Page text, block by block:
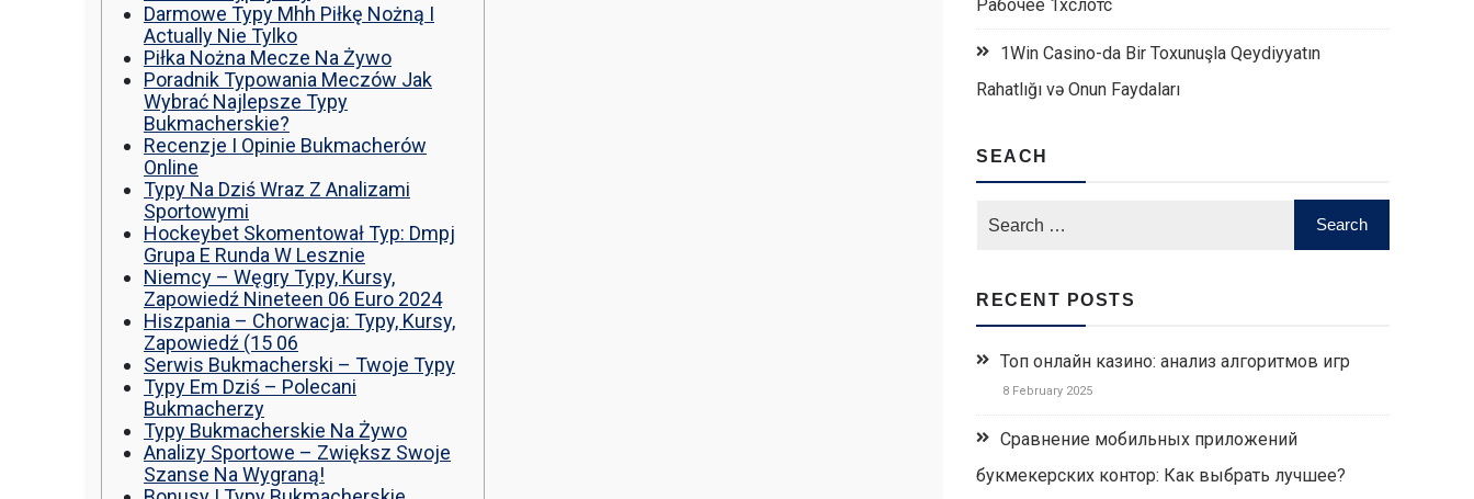
Darmowe Typy Mhh Piłkę Nożną I
Actually Nie Tylko
Piłka Nożna Mecze Na Żywo
Poradnik Typowania Meczów Jak
Wybrać Najlepsze Typy
Bukmacherskie?
Recenzje I Opinie Bukmacherów
Online
Typy Na Dziś Wraz Z Analizami
Sportowymi
Hockeybet Skomentował Typ: Dmpj
Grupa E Runda W Lesznie
Niemcy – Węgry Typy, Kursy,
Zapowiedź Nineteen 06 Euro 2024
Hiszpania – Chorwacja: Typy, Kursy,
Zapowiedź (15 06
Serwis Bukmacherski – Twoje Typy
Typy Em Dziś – Polecani
Bukmacherzy
Typy Bukmacherskie Na Żywo
Analizy Sportowe – Zwiększ Swoje
Szanse Na Wygraną!
Рабочее 1хслотс
1Win Casino-da Bir Toxunuşla Qeydiyyatın
Rahatlığı və Onun Faydaları
SEACH
RECENT POSTS
Топ онлайн казино: анализ алгоритмов игр
8 February 2025
Сравнение мобильных приложений
букмекерских контор: Как выбрать лучшее?